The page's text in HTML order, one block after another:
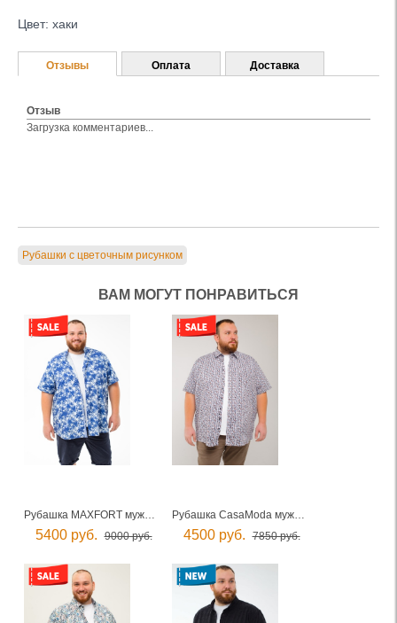
Цвет: хаки
Отзывы
Отзыв
Загрузка комментариев...
Оплата Доставка
Рубашки с цветочным рисунком
ВАМ МОГУТ ПОНРАВИТЬСЯ
Рубашка MAXFORT мужская
5400 руб. 9000 руб.
Рубашка CasaModa мужская
4500 руб. 7850 руб.